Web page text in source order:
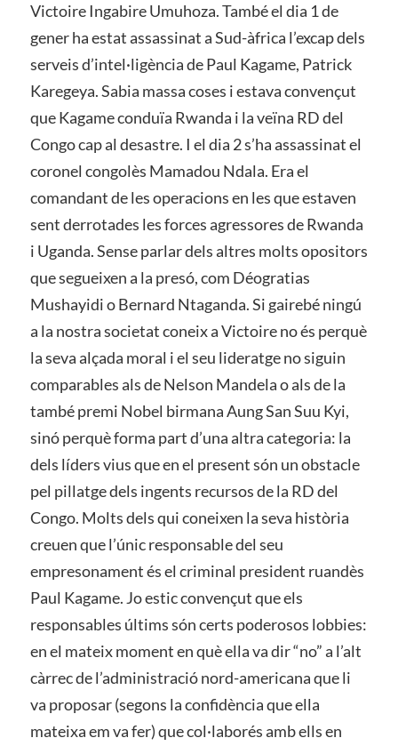
Victoire Ingabire Umuhoza. També el dia 1 de
gener ha estat assassinat a Sud-àfrica l’excap dels
serveis d’intel·ligència de Paul Kagame, Patrick
Karegeya. Sabia massa coses i estava convençut
que Kagame conduïa Rwanda i la veïna RD del
Congo cap al desastre. I el dia 2 s’ha assassinat el
coronel congolès Mamadou Ndala. Era el
comandant de les operacions en les que estaven
sent derrotades les forces agressores de Rwanda
i Uganda. Sense parlar dels altres molts opositors
que segueixen a la presó, com Déogratias
Mushayidi o Bernard Ntaganda. Si gairebé ningú
a la nostra societat coneix a Victoire no és perquè
la seva alçada moral i el seu lideratge no siguin
comparables als de Nelson Mandela o als de la
també premi Nobel birmana Aung San Suu Kyi,
sinó perquè forma part d’una altra categoria: la
dels líders vius que en el present són un obstacle
pel pillatge dels ingents recursos de la RD del
Congo. Molts dels qui coneixen la seva història
creuen que l’únic responsable del seu
empresonament és el criminal president ruandès
Paul Kagame. Jo estic convençut que els
responsables últims són certs poderosos lobbies:
en el mateix moment en què ella va dir “no” a l’alt
càrrec de l’administració nord-americana que li
va proposar (segons la confidència que ella
mateixa em va fer) que col·laborés amb ells en